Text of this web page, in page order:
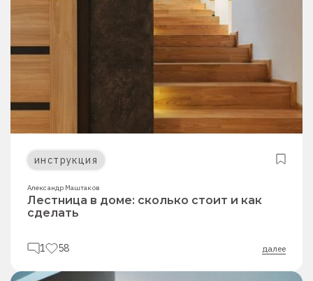
инструкция
Александр Маштаков
Лестница в доме: сколько стоит и как
сделать
1 58 далее